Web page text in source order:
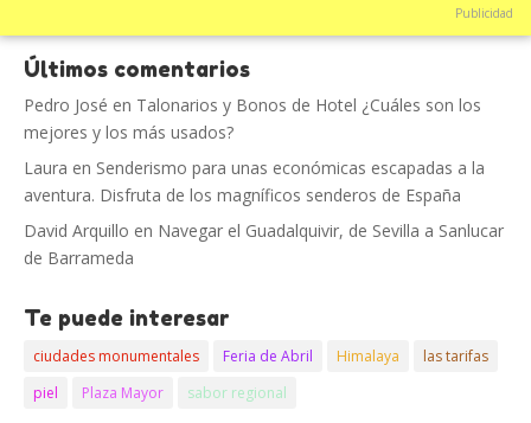
Publicidad
Últimos comentarios
Pedro José en Talonarios y Bonos de Hotel ¿Cuáles son los
mejores y los más usados?
Laura en Senderismo para unas económicas escapadas a la
aventura. Disfruta de los magníficos senderos de España
David Arquillo en Navegar el Guadalquivir, de Sevilla a Sanlucar
de Barrameda
Te puede interesar
ciudades monumentales Feria de Abril Himalaya
las tarifas
piel
Plaza Mayor sabor regional